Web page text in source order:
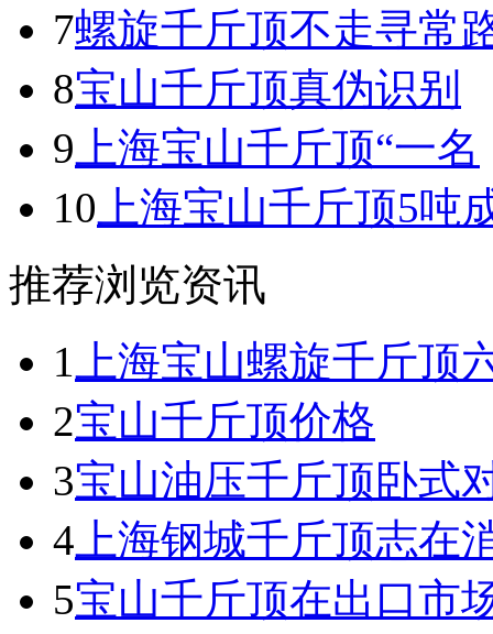
7螺旋千斤顶不走寻常
8宝山千斤顶真伪识别
9 上海宝山千斤顶“一名
10 上海宝山千斤顶5吨
推荐浏览资讯
1 上海宝山螺旋千斤顶
2宝山千斤顶价格
3宝山油压千斤顶卧式
4 上海钢城千斤顶志在
5宝山千斤顶在出口市